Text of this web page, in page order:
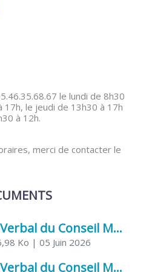
le lundi de 8h30
17h, le jeudi de 13h30 à 17h
à 12h.
merci de contacter le
Procès-Verbal du Conseil Municipal du 5 juin 2026
Ko | 05 Juin 2026
Procès-Verbal du Conseil Municipal du 21 avril 2026